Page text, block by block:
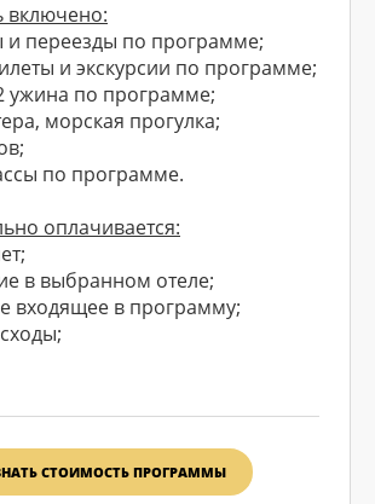
включено:
и переезды по программе;
и экскурсии по программе;
ужина по программе;
морская прогулка;
по программе.
оплачивается:
в выбранном отеле;
входящее в программу;
СТОИМОСТЬ ПРОГРАММЫ